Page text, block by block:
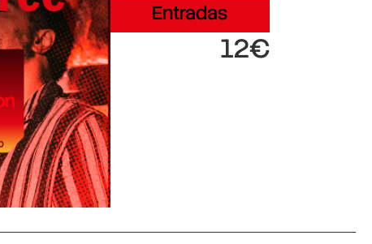
Entradas
12€